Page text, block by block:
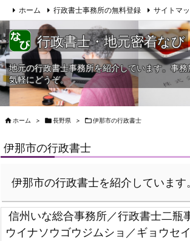
ホーム 行政書士事務所の無料登録 サイトマ
行政書士・地元密着なび
地元の行政書士事務所を紹介しています。事
気軽にどうぞ。
 ホーム > 長野県 > 伊那市の行政書士
伊那市の行政書士
伊那市の行政書士を紹介しています
信州いな総合事務所／行政書士二瓶
ウイナソウゴウジムショ／ギョウセ